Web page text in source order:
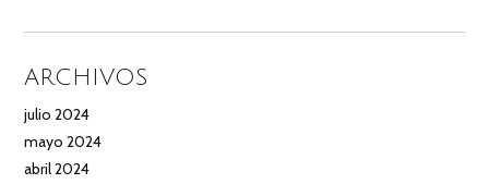
ARCHIVOS
julio 2024
mayo 2024
abril 2024